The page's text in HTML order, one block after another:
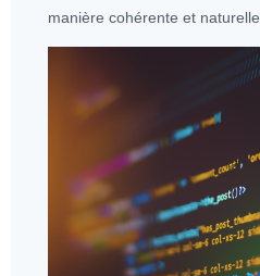
manière cohérente et naturelle.